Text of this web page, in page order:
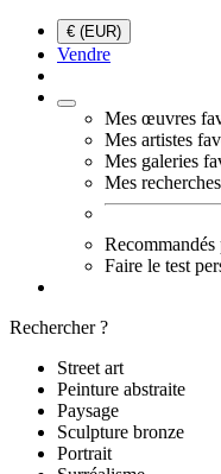
€ (EUR)
Vendre
Mes œuvres
Mes artistes
Mes galeries
Mes
Faire le test
Rechercher ?
Street art
Peinture abstraite
Paysage
Sculpture bronze
Portrait